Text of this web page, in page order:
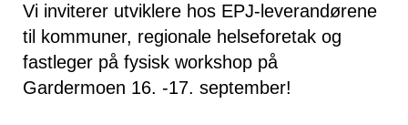
Vi inviterer utviklere hos EPJ-leverandørene
til kommuner, regionale helseforetak og
fastleger på fysisk workshop på
Gardermoen 16. -17. september!